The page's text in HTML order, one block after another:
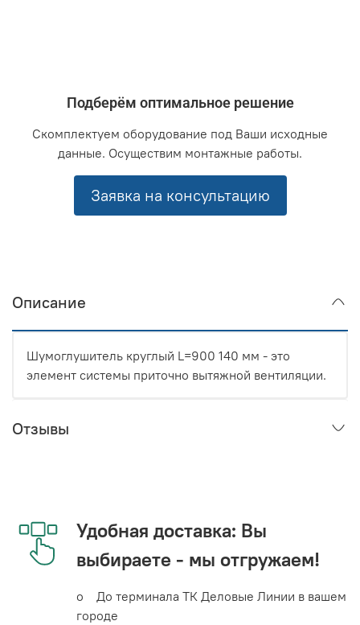
Подберём оптимальное решение
Скомплектуем оборудование под Ваши исходные
данные. Осуществим монтажные работы.
Заявка на консультацию
Описание
Шумоглушитель круглый L=900 140 мм - это
элемент системы приточно вытяжной вентиляции.
Отзывы
Удобная доставка: Вы
выбираете - мы отгружаем!
o До терминала ТК Деловые Линии в вашем
городе